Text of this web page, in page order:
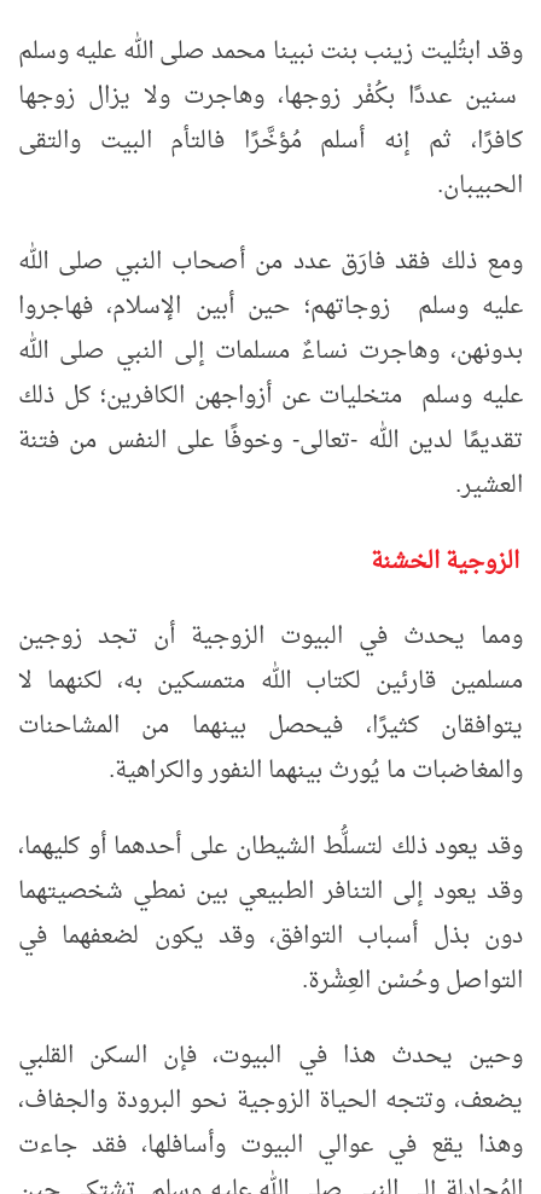
وقد ابتُليت زينب بنت نبينا محمد صلى الله عليه وسلم
سنين عددًا بكُفْر زوجها، وهاجرت ولا يزال زوجها
كافرًا، ثم إنه أسلم مُؤخَّرًا فالتأم البيت والتقى
الحبيبان.
ومع ذلك فقد فارَق عدد من أصحاب النبي صلى الله
عليه وسلم زوجاتهم؛ حين أبين الإسلام، فهاجروا
بدونهن، وهاجرت نساءٌ مسلمات إلى النبي صلى الله
عليه وسلم متخليات عن أزواجهن الكافرين؛ كل ذلك
تقديمًا لدين الله -تعالى- وخوفًا على النفس من فتنة
العشير.
الزوجية الخشنة
ومما يحدث في البيوت الزوجية أن تجد زوجين
مسلمين قارئين لكتاب الله متمسكين به، لكنهما لا
يتوافقان كثيرًا، فيحصل بينهما من المشاحنات
والمغاضبات ما يُورث بينهما النفور والكراهية.
وقد يعود ذلك لتسلُّط الشيطان على أحدهما أو كليهما،
وقد يعود إلى التنافر الطبيعي بين نمطي شخصيتهما
دون بذل أسباب التوافق، وقد يكون لضعفهما في
التواصل وحُسْن العِشْرة.
وحين يحدث هذا في البيوت، فإن السكن القلبي
يضعف، وتتجه الحياة الزوجية نحو البرودة والجفاف،
وهذا يقع في عوالي البيوت وأسافلها، فقد جاءت